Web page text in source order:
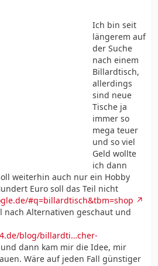
Ich bin seit
längerem auf
der Suche
nach einem
Billardtisch,
allerdings
sind neue
Tische ja
immer so
mega teuer
und so viel
Geld wollte
ich dann
weiterhin auch nur ein Hobby
Euro soll das Teil nicht
#q=billardtisch&tbm=shop
nach Alternativen geschaut und
blog/billardti…cher-
dann kam mir die Idee, mir
Wäre auf jeden Fall günstiger